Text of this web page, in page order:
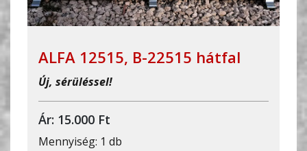
ALFA 12515, B-22515 hátfal
Új, sérüléssel!
Ár: 15.000 Ft
Mennyiség: 1 db